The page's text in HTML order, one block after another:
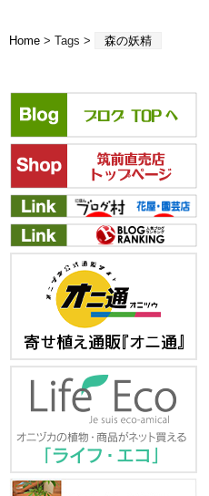
Home > Tags > 森の妖精